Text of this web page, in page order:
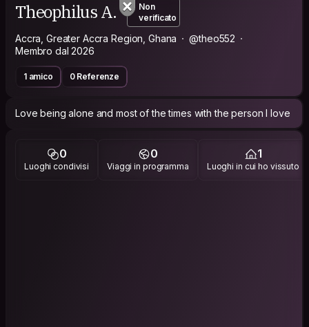
Theophilus A.
Non
verificato
Accra, Greater Accra Region, Ghana
@theo552
Membro dal 2026
1 amico 0 Referenze
Love being alone and most of the times with the person I love
0
Luoghi condivisi
0
Viaggi in programma
1
Luoghi in cui ho vissuto